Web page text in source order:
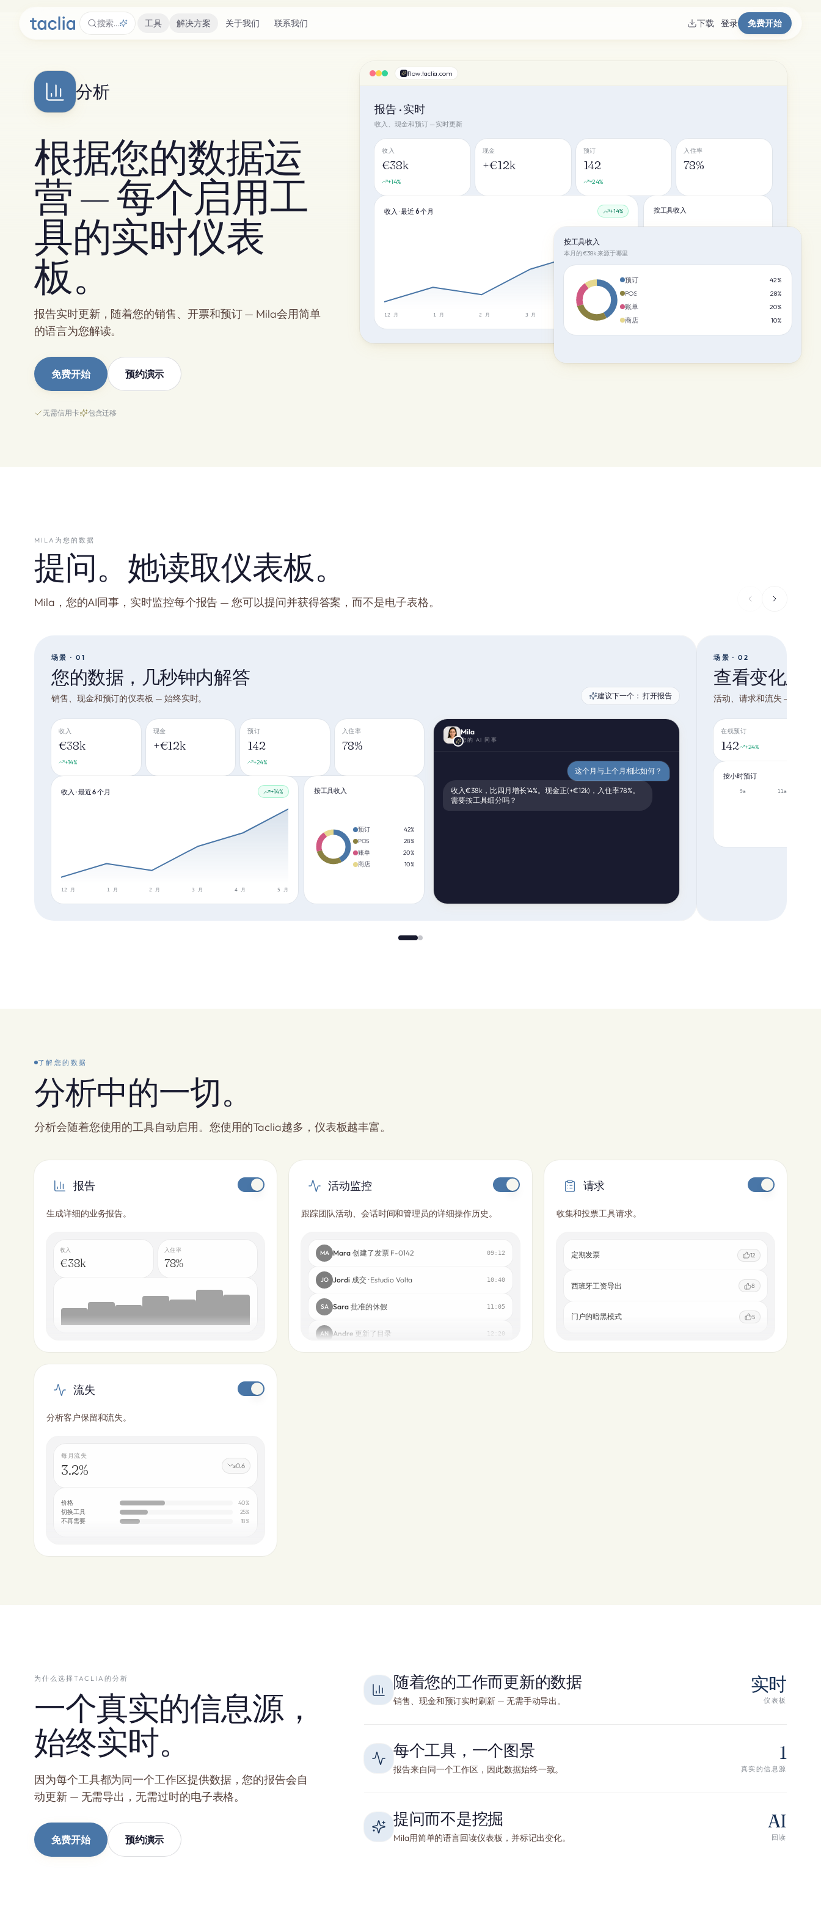
搜索… 工具 解决方案 关于我们 联系我们 下载 登录 免费开始
分析
根据您的数据运
营 — 每个启用工
具的实时仪表
板。
报告实时更新，随着您的销售、开票和预订 — Mila会用简单
的语言为您解读。
免费开始 预约演示
无需信用卡 包含迁移
flow.taclia.com
报告 · 实时
收入、现金和预订 — 实时更新
收入
€38k
+14%
现金
+€12k
预订
142
+24%
入住率
78%
收入 · 最近 6 个月 +14%
12 月 1 月 2 月 3 月 4 月
按工具收入
POS
28%
按工具收入
本月的 €38k 来源于哪里
预订 42%
POS
28%
账单
20%
商店
10%
MILA为您的数据
提问。她读取仪表板。
Mila，您的AI同事，实时监控每个报告 — 您可以提问并获得答案，而不是电子表格。
场景 · 01
您的数据，几秒钟内解答
销售、现金和预订的仪表板 — 始终实时。 建议下一个： 打开报告
收入
€38k
+14%
现金
+€12k
预订
142
+24%
入住率
78%
收入 · 最近 6 个月 +14%
12 月 1 月 2 月 3 月 4 月 5 月
按工具收入
预订 42%
POS
28%
账单
20%
商店
10%
Mila
您的 AI 同事
这个月与上个月相比如何？
收入€38k，比四月增长14%。现金正(+€12k)，入住率78%。
需要按工具细分吗？
场景 · 02
查看变化及
活动、请求和流失 — 管理员
在线预订
142 +24%
按小时预订
9a 11a
了解您的数据
分析中的一切。
分析会随着您使用的工具自动启用。您使用的Taclia越多，仪表板越丰富。
报告
生成详细的业务报告。
收入
€38k
入住率
78%
活动监控
跟踪团队活动、会话时间和管理员的详细操作历史。
MA Mara 创建了发票 F-0142 09:12
JO Jordi 成交 · Estudio Volta 10:40
SA Sara 批准的休假 11:05
AN Andre 更新了目录 12:20
请求
收集和投票工具请求。
定期发票 12
西班牙工资导出 8
门户的暗黑模式 5
流失
分析客户保留和流失。
每月流失
3.2% 0.6
价格 40%
切换工具
25%
不再需要
18%
为什么选择TACLIA的分析
一个真实的信息源，
始终实时。
因为每个工具都为同一个工作区提供数据，您的报告会自
动更新 — 无需导出，无需过时的电子表格。
免费开始 预约演示
随着您的工作而更新的数据
销售、现金和预订实时刷新 — 无需手动导出。
实时
仪表板
每个工具，一个图景
报告来自同一个工作区，因此数据始终一致。
1
真实的信息源
提问而不是挖掘
Mila用简单的语言回读仪表板，并标记出变化。
AI
回读